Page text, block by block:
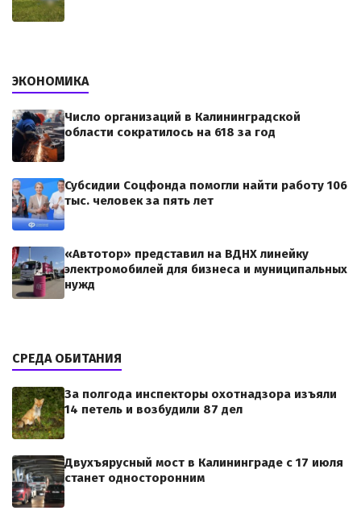
ЭКОНОМИКА
Число организаций в Калининградской
области сократилось на 618 за год
Субсидии Соцфонда помогли найти работу 106
тыс. человек за пять лет
«Автотор» представил на ВДНХ линейку
электромобилей для бизнеса и муниципальных
нужд
СРЕДА ОБИТАНИЯ
За полгода инспекторы охотнадзора изъяли
14 петель и возбудили 87 дел
Двухъярусный мост в Калининграде с 17 июля
станет односторонним